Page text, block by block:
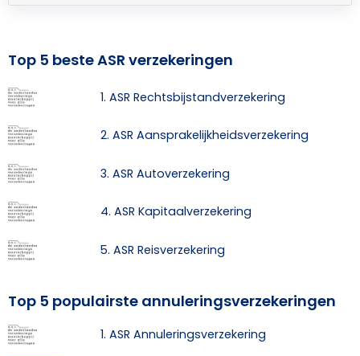
Top 5 beste ASR verzekeringen
1. ASR Rechtsbijstandverzekering
2. ASR Aansprakelijkheidsverzekering
3. ASR Autoverzekering
4. ASR Kapitaalverzekering
5. ASR Reisverzekering
Top 5 populairste annuleringsverzekeringen
1. ASR Annuleringsverzekering